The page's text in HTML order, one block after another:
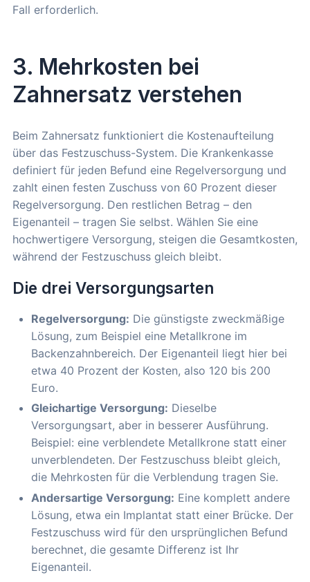
Fall erforderlich.
3. Mehrkosten bei
Zahnersatz verstehen
Beim Zahnersatz funktioniert die Kostenaufteilung
über das Festzuschuss-System. Die Krankenkasse
definiert für jeden Befund eine Regelversorgung und
zahlt einen festen Zuschuss von 60 Prozent dieser
Regelversorgung. Den restlichen Betrag – den
Eigenanteil – tragen Sie selbst. Wählen Sie eine
hochwertigere Versorgung, steigen die Gesamtkosten,
während der Festzuschuss gleich bleibt.
Die drei Versorgungsarten
Regelversorgung: Die günstigste zweckmäßige
Lösung, zum Beispiel eine Metallkrone im
Backenzahnbereich. Der Eigenanteil liegt hier bei
etwa 40 Prozent der Kosten, also 120 bis 200
Euro.
Gleichartige Versorgung: Dieselbe
Versorgungsart, aber in besserer Ausführung.
Beispiel: eine verblendete Metallkrone statt einer
unverblendeten. Der Festzuschuss bleibt gleich,
die Mehrkosten für die Verblendung tragen Sie.
Andersartige Versorgung: Eine komplett andere
Lösung, etwa ein Implantat statt einer Brücke. Der
Festzuschuss wird für den ursprünglichen Befund
berechnet, die gesamte Differenz ist Ihr
Eigenanteil.